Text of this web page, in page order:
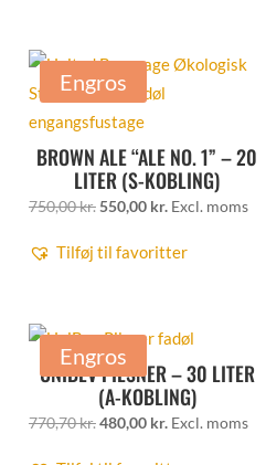
Engros
BROWN ALE “ALE NO. 1” – 20
LITER (S-KOBLING)
750,00kr. Den
pris
550,00 kr. Den
pris
Excl. moms
Tilføj til favoritter
Engros
UNIBEV PILSNER – 30 LITER
(A-KOBLING)
770,70kr.Den
480,00 kr. Den
Excl. moms